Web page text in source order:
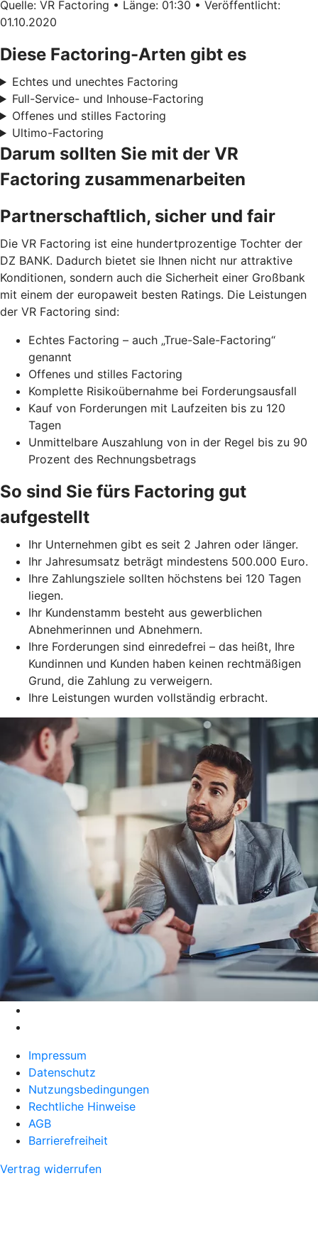
Quelle: VR Factoring • Länge: 01:30 • Veröffentlicht:
01.10.2020
Diese Factoring-Arten gibt es
Echtes und unechtes Factoring
Full-Service- und Inhouse-Factoring
Offenes und stilles Factoring
Ultimo-Factoring
Darum sollten Sie mit der VR
Factoring zusammenarbeiten
Partnerschaftlich, sicher und fair
Die VR Factoring ist eine hundertprozentige Tochter der
DZ BANK. Dadurch bietet sie Ihnen nicht nur attraktive
Konditionen, sondern auch die Sicherheit einer Großbank
mit einem der europaweit besten Ratings. Die Leistungen
der VR Factoring sind:
Echtes Factoring – auch „True-Sale-Factoring“
genannt
Offenes und stilles Factoring
Komplette Risikoübernahme bei Forderungsausfall
Kauf von Forderungen mit Laufzeiten bis zu 120
Tagen
Unmittelbare Auszahlung von in der Regel bis zu 90
Prozent des Rechnungsbetrags
So sind Sie fürs Factoring gut
aufgestellt
Ihr Unternehmen gibt es seit 2 Jahren oder länger.
Ihr Jahresumsatz beträgt mindestens 500.000 Euro.
Ihre Zahlungsziele sollten höchstens bei 120 Tagen
liegen.
Ihr Kundenstamm besteht aus gewerblichen
Abnehmerinnen und Abnehmern.
Ihre Forderungen sind einredefrei – das heißt, Ihre
Kundinnen und Kunden haben keinen rechtmäßigen
Grund, die Zahlung zu verweigern.
Ihre Leistungen wurden vollständig erbracht.
Impressum
Datenschutz
Nutzungsbedingungen
Rechtliche Hinweise
AGB
Barrierefreiheit
Vertrag widerrufen